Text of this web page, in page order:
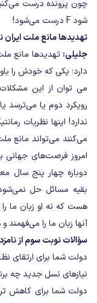
شود F درست می‌شو‌د!
تهدیدها مانع ملت
جلیلی: تهدیدها مانع
دارد؛ یکی که خودش را
می توان از این
رویکرد دوم یا می‌ترسد
ندارد! اینها نظریات
می‌کنند می‌تواند مانع
امروز فرصت‌های جهانی
دوباره چهار پنج سال
هست که نه او زبان ما
آنها زبان ما را می‌فهمند
سؤالات نوبت سوم از
دولت شما برای ارتقای
نیازهای نسل جدید چه
دولت شما برای کاهش